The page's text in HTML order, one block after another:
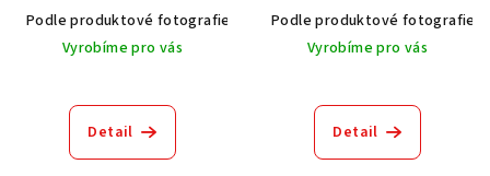
Podle produktové fotografie
Akát vintage BT1551
Dub světlý
Vyrobíme pro vás
Detail
Podle produktové fotografie
Vyrobíme pro vás
Detail